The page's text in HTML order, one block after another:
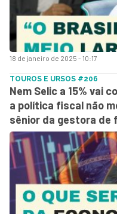
18 de janeiro de 2025 - 10:17
TOUROS E URSOS #206
Nem Selic a 15% vai
a política fiscal não
sênior da gestora de